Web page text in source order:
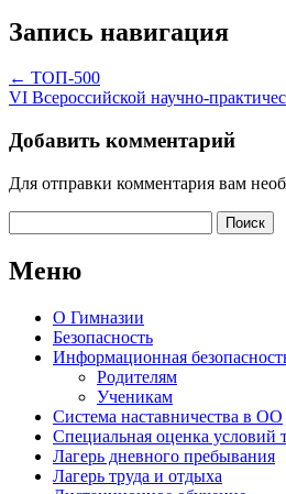
Запись навигация
← ТОП-500
VI Всероссийской научно-
Добавить комментарий
Для отправки комментария вам
Меню
О Гимназии
Безопасность
Информационная
Родителям
Ученикам
Система наставничества в ОО
Специальная оценка условий
Лагерь дневного пребывания
Лагерь труда и отдыха